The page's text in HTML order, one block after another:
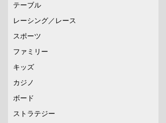
テーブル
レーシング／レース
スポーツ
ファミリー
キッズ
カジノ
ボード
ストラテジー